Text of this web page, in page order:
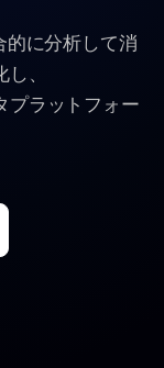
的に分析して消
、
プラットフォー